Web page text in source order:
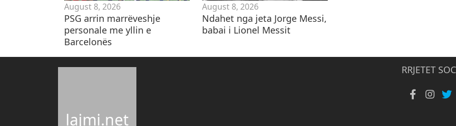
August 8, 2026
PSG arrin marrëveshje
personale me yllin e
Barcelonës
August 8, 2026
Ndahet nga jeta Jorge Messi,
babai i Lionel Messit
lajmi.net
RRJETET